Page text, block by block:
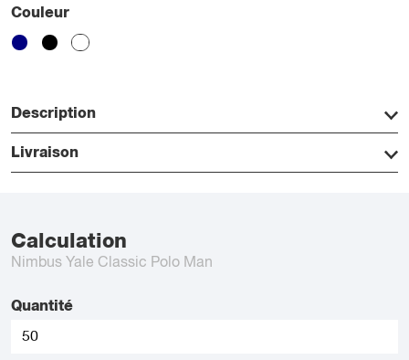
Couleur
Description
Livraison
Calculation
Nimbus Yale Classic Polo Man
Quantité